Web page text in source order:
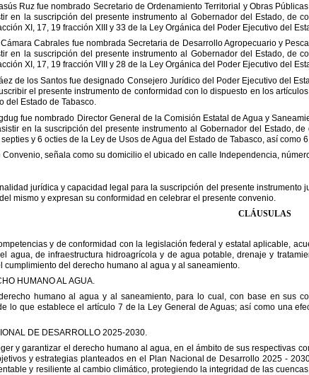
Ruz fue nombrado Secretario de Ordenamiento Territorial y Obras
en la suscripción del presente instrumento al Gobernador del Estado, de
XI, 17, 19 fracción XIII y 33 de la Ley Orgánica del Poder Ejecutivo del
Cabrales fue nombrada Secretaria de Desarrollo Agropecuario y
en la suscripción del presente instrumento al Gobernador del Estado, de
XI, 17, 19 fracción VIII y 28 de la Ley Orgánica del Poder Ejecutivo del
de los Santos fue designado Consejero Jurídico del Poder Ejecutivo del
el presente instrumento de conformidad con lo dispuesto en los
del Estado de Tabasco.
fue nombrado Director General de la Comisión Estatal de Agua y
en la suscripción del presente instrumento al Gobernador del Estado,
y 6 octies de la Ley de Usos de Agua del Estado de Tabasco, así como
Convenio, señala comosu domicilio el ubicado en calle Independencia,
jurídica y capacidad legal para la suscripción del presente instrumento
mismo y expresan su conformidad en celebrar el presente convenio.
CLÁUSULAS
y de conformidad con la legislación federal y estatal aplicable,
agua, de infraestructura hidroagrícola y de agua potable, drenaje y
cumplimiento del derecho humano al agua y al saneamiento.
HUMANO AL AGUA.
humano al agua y al saneamiento, para lo cual, con base en sus
lo que establece el artículo 7 de la Ley General de Aguas; así como una
DE DESARROLLO 2025-2030.
y garantizar el derecho humano al agua, en el ámbito de sus respectivas
y estrategias planteados en el Plan Nacional de Desarrollo 2025-
y resiliente al cambio climático, protegiendo la integridad de las